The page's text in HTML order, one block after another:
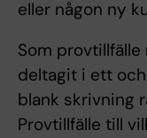
eller någon ny
Som
deltagit i ett
blank skrivning
Provtillfälle till